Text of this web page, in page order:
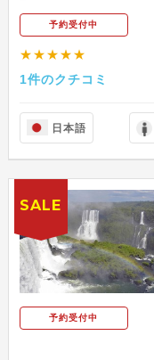
予約受付中
★★★★★
1件のクチコミ
日本語
予約受付中
SALE